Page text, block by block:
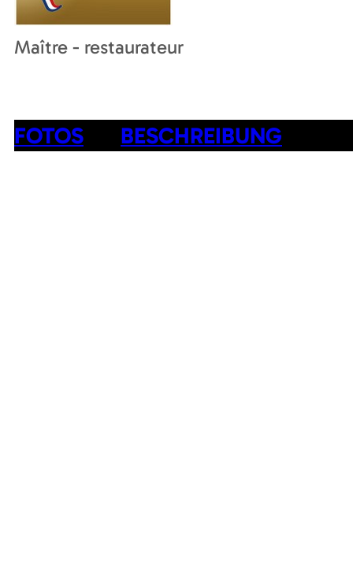
Maître - restaurateur
FOTOS BESCHREIBUNG